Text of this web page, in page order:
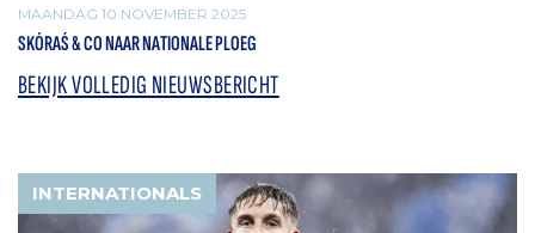
MAANDAG 10 NOVEMBER 2025
SKÓRAŚ & CO NAAR NATIONALE PLOEG
BEKIJK VOLLEDIG NIEUWSBERICHT
INTERNATIONALS